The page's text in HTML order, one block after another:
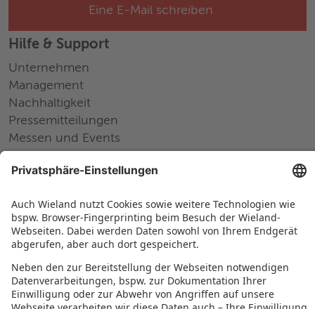
Eine E-Mail schreiben
Hilfe & Support
Unternehmen
Management
Nachhaltigkeit
Pressemitteilungen
Messen und Events
Karriere
Jobs Europa
Jobs Nordamerika
Jobs Asien